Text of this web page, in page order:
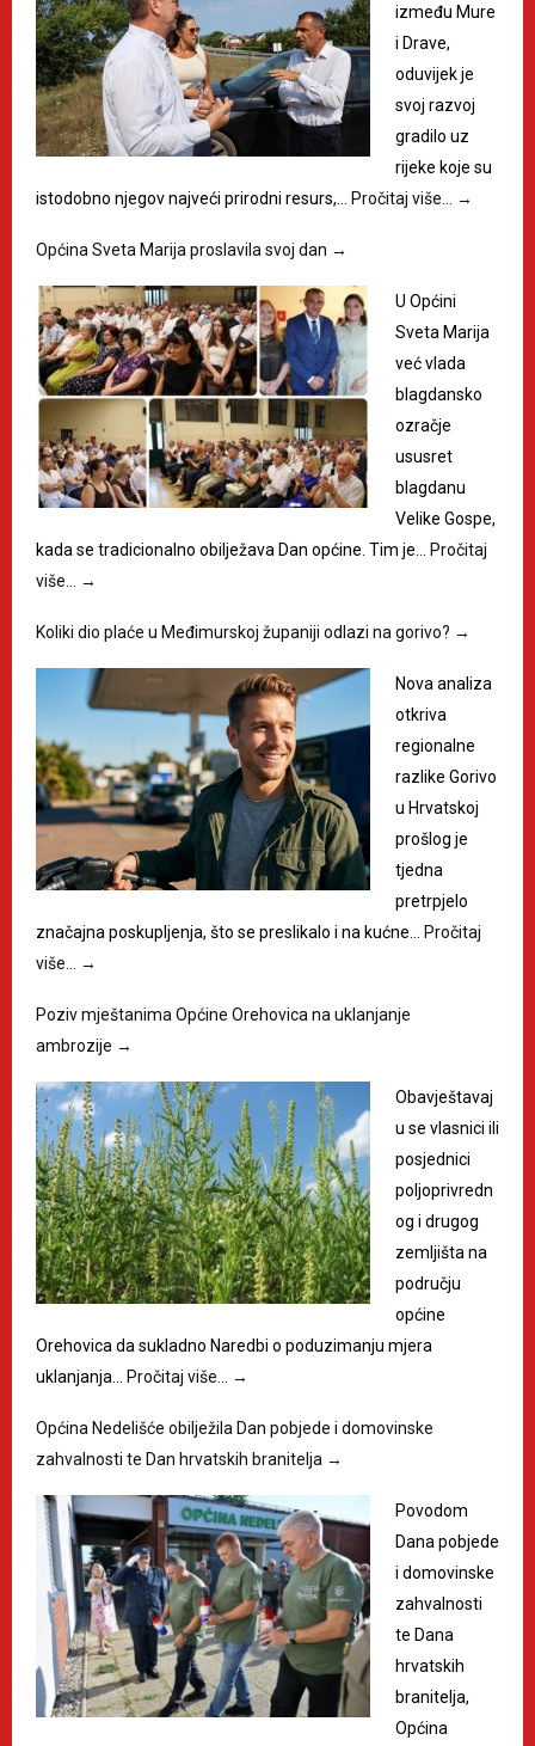
između Mure
i Drave,
oduvijek je
svoj razvoj
gradilo uz
rijeke koje su
istodobno njegov najveći prirodni resurs,…
Pročitaj više… →
Općina Sveta Marija proslavila svoj dan →
U Općini
Sveta Marija
već vlada
blagdansko
ozračje
ususret
blagdanu
Velike Gospe,
kada se tradicionalno obilježava Dan općine. Tim je…
Pročitaj
više…
→
Koliki dio plaće u Međimurskoj županiji odlazi na gorivo? →
Nova analiza
otkriva
regionalne
razlike Gorivo
u Hrvatskoj
prošlog je
tjedna
pretrpjelo
značajna poskupljenja, što se preslikalo i na kućne…
Pročitaj
više…
→
Poziv mještanima Općine Orehovica na uklanjanje
ambrozije →
Obavještavaj
u se vlasnici ili
posjednici
poljoprivredn
og i drugog
zemljišta na
području
općine
Orehovica da sukladno Naredbi o poduzimanju mjera
uklanjanja…
Pročitaj više… →
Općina Nedelišće obilježila Dan pobjede i domovinske
zahvalnosti te Dan hrvatskih branitelja →
Povodom
Dana pobjede
i domovinske
zahvalnosti
te Dana
hrvatskih
branitelja,
Općina